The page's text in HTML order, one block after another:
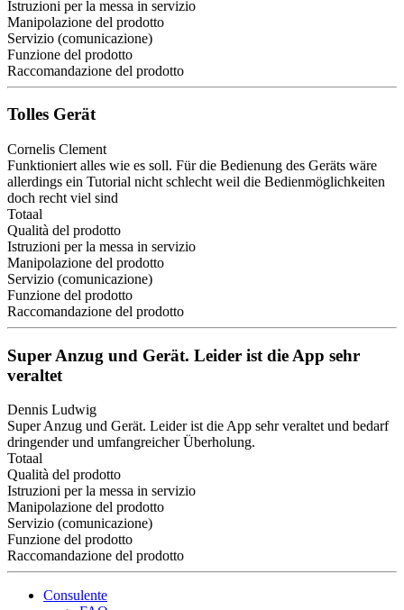
Istruzioni per la messa in servizio
Manipolazione del prodotto
Servizio (comunicazione)
Funzione del prodotto
Raccomandazione del prodotto
Tolles Gerät
Cornelis Clement
Funktioniert alles wie es soll. Für die Bedienung des Geräts wäre
allerdings ein Tutorial nicht schlecht weil die Bedienmöglichkeiten
doch recht viel sind
Totaal
Qualità del prodotto
Istruzioni per la messa in servizio
Manipolazione del prodotto
Servizio (comunicazione)
Funzione del prodotto
Raccomandazione del prodotto
Super Anzug und Gerät. Leider ist die App sehr
veraltet
Dennis Ludwig
Super Anzug und Gerät. Leider ist die App sehr veraltet und bedarf
dringender und umfangreicher Überholung.
Totaal
Qualità del prodotto
Istruzioni per la messa in servizio
Manipolazione del prodotto
Servizio (comunicazione)
Funzione del prodotto
Raccomandazione del prodotto
Consulente